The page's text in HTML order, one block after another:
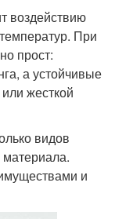
воздействию
При
прост:
а устойчивые
жесткой
видов
материала.
и